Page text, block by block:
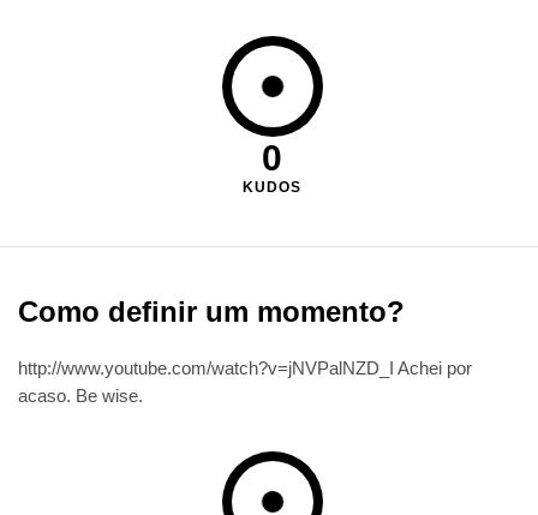
0
KUDOS
Como definir um momento?
http://www.youtube.com/watch?v=jNVPalNZD_I Achei por
acaso. Be wise.